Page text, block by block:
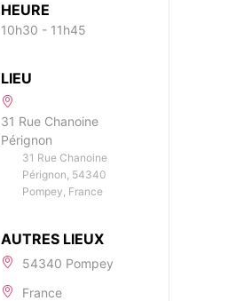
HEURE
10h30 - 11h45
LIEU
31 Rue Chanoine
Pérignon
31 Rue Chanoine
Pérignon, 54340
Pompey, France
AUTRES LIEUX
54340 Pompey
France